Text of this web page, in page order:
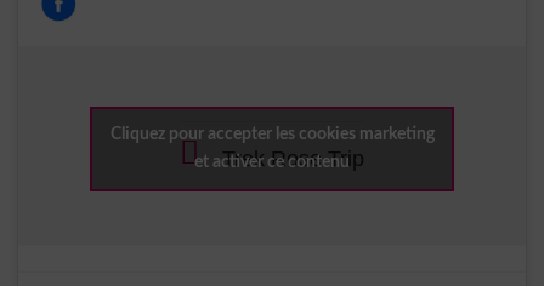
Trek Rose Trip
Cliquez pour accepter les cookies marketing
et activer ce contenu